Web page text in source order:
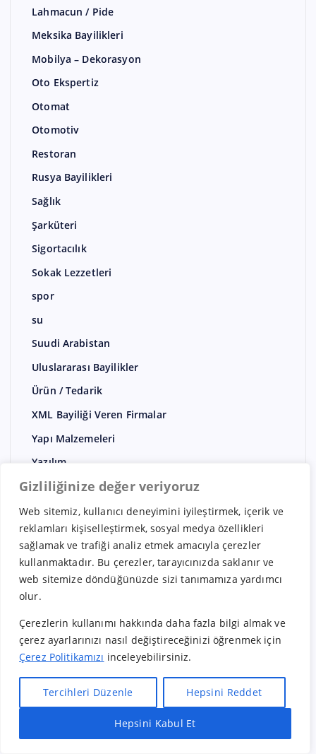
Gizliliğinize değer veriyoruz
Web sitemiz, kullanıcı deneyimini iyileştirmek, içerik ve
reklamları kişiselleştirmek, sosyal medya özellikleri
sağlamak ve trafiği analiz etmek amacıyla çerezler
kullanmaktadır. Bu çerezler, tarayıcınızda saklanır ve
web sitemize döndüğünüzde sizi tanımamıza yardımcı
olur.
Çerezlerin kullanımı hakkında daha fazla bilgi almak ve
çerez ayarlarınızı nasıl değiştireceğinizi öğrenmek için
Çerez Politikamızı inceleyebilirsiniz.
Tercihleri Düzenle Hepsini Reddet
Hepsini Kabul Et
Lahmacun / Pide
Meksika Bayilikleri
Mobilya – Dekorasyon
Oto Ekspertiz
Otomat
Otomotiv
Restoran
Rusya Bayilikleri
Sağlık
Şarküteri
Sigortacılık
Sokak Lezzetleri
spor
su
Suudi Arabistan
Uluslararası Bayilikler
Ürün / Tedarik
XML Bayiliği Veren Firmalar
Yapı Malzemeleri
Yazılım
Yazılım / Digital pazarlama
Yunanistan Bayilikleri
Hızlı Bayilik Al